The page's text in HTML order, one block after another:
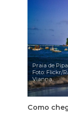
Praia de Pipa.
Foto: Flickr/
Vianna
Como